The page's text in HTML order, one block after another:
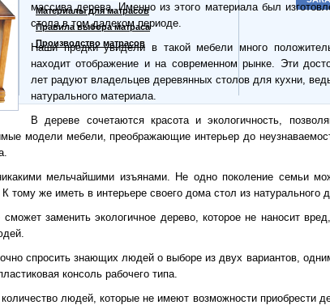
массива дерева. Именно из этого материала был
стола в том далеком периоде.
Наши предки увидели в такой мебели много
находит отображение и на современном рынке. Эти
лет радуют владельцев деревянных столов для кухни,
натурального материала.
В дереве сочетаются красота и экологичность,
модели мебели, преображающие интерьер до
мельчайшими изъянами. Не одно поколение семьи
тому же иметь в интерьере своего дома стол из натурального
заменить экологичное дерево, которое не наносит
спросить знающих людей о выборе из двух вариантов,
консоль рабочего типа.
людей, которые не имеют возможности приобрести
Материалы для матрасов
Правила выбора матраса
Производство матрасов